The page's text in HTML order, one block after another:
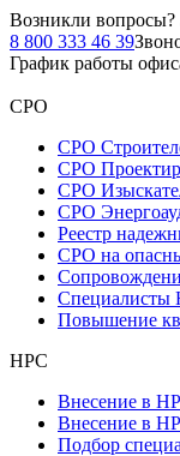
Возникли вопросы?
8 800 333 46 39
График работы
СРО
СРО
СРО
СРО
СРО
Реестр
СРО на
Повышение
НРС
Внесение в
Внесение в
Подбор